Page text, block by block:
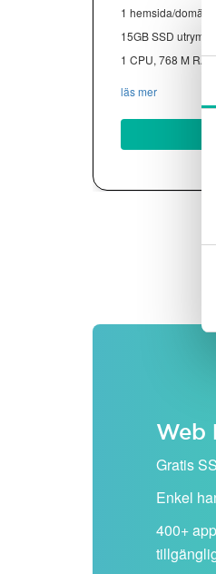
1 hemsida/domän
15GB SSD utrymme
1 CPU, 768 M
läs mer
Web
Gratis
Enkel
400+